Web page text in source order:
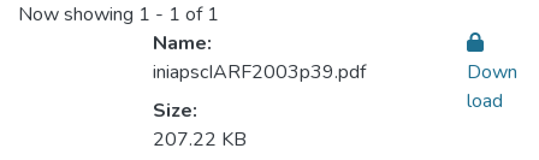
Now showing 1 - 1 of 1
Name:
iniapscIARF2003p39.pdf
Size:
207.22 KB
Down
load